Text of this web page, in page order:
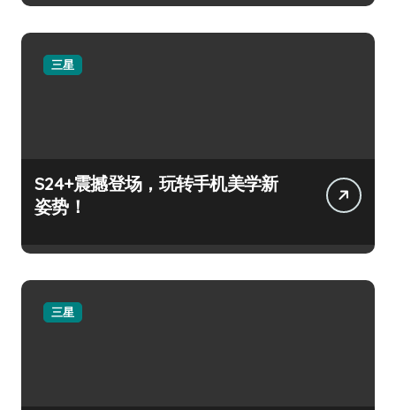
三星
S24+震撼登场，玩转手机美学新
姿势！
三星